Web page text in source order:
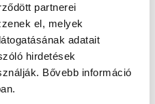
partnerei
el, melyek
adatait
hirdetések
Bővebb információ